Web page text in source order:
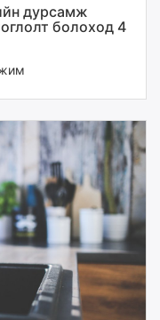
дурсамж
болоход 4